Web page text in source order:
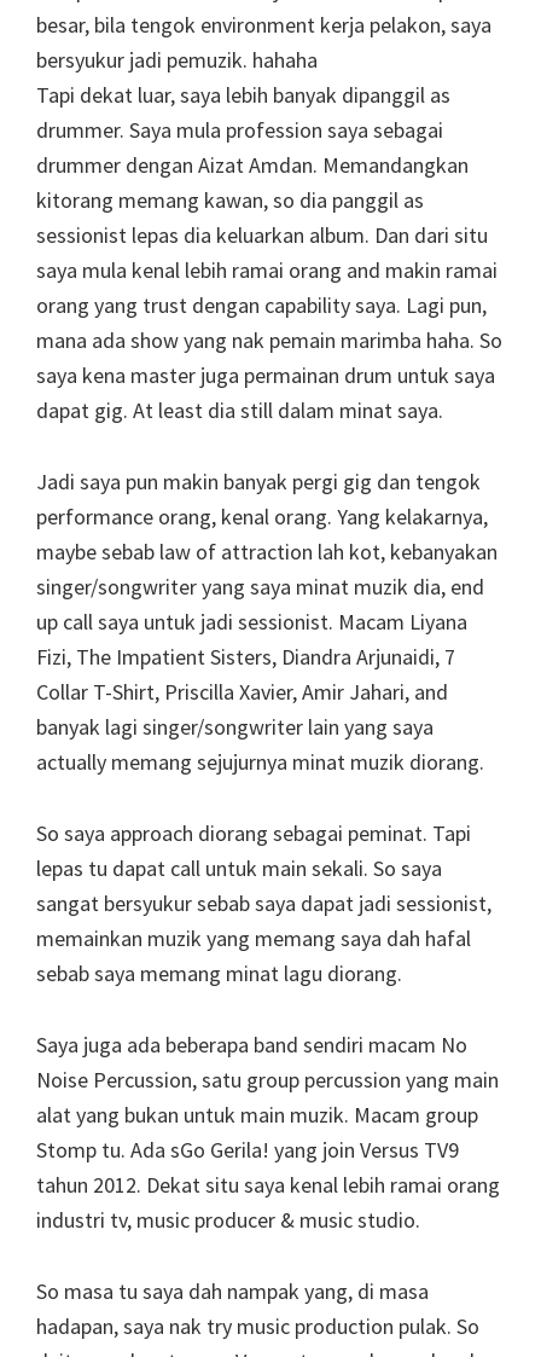
besar, bila tengok environment kerja pelakon, saya
bersyukur jadi pemuzik. hahaha
Tapi dekat luar, saya lebih banyak dipanggil as
drummer. Saya mula profession saya sebagai
drummer dengan Aizat Amdan. Memandangkan
kitorang memang kawan, so dia panggil as
sessionist lepas dia keluarkan album. Dan dari situ
saya mula kenal lebih ramai orang and makin ramai
orang yang trust dengan capability saya. Lagi pun,
mana ada show yang nak pemain marimba haha. So
saya kena master juga permainan drum untuk saya
dapat gig. At least dia still dalam minat saya.
Jadi saya pun makin banyak pergi gig dan tengok
performance orang, kenal orang. Yang kelakarnya,
maybe sebab law of attraction lah kot, kebanyakan
singer/songwriter yang saya minat muzik dia, end
up call saya untuk jadi sessionist. Macam Liyana
Fizi, The Impatient Sisters, Diandra Arjunaidi, 7
Collar T-Shirt, Priscilla Xavier, Amir Jahari, and
banyak lagi singer/songwriter lain yang saya
actually memang sejujurnya minat muzik diorang.
So saya approach diorang sebagai peminat. Tapi
lepas tu dapat call untuk main sekali. So saya
sangat bersyukur sebab saya dapat jadi sessionist,
memainkan muzik yang memang saya dah hafal
sebab saya memang minat lagu diorang.
Saya juga ada beberapa band sendiri macam No
Noise Percussion, satu group percussion yang main
alat yang bukan untuk main muzik. Macam group
Stomp tu. Ada sGo Gerila! yang join Versus TV9
tahun 2012. Dekat situ saya kenal lebih ramai orang
industri tv, music producer & music studio.
So masa tu saya dah nampak yang, di masa
hadapan, saya nak try music production pulak. So